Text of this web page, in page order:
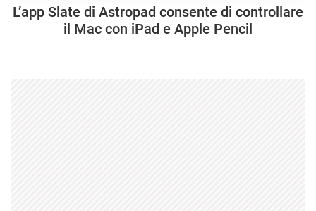
L’app Slate di Astropad consente di controllare
il Mac con iPad e Apple Pencil